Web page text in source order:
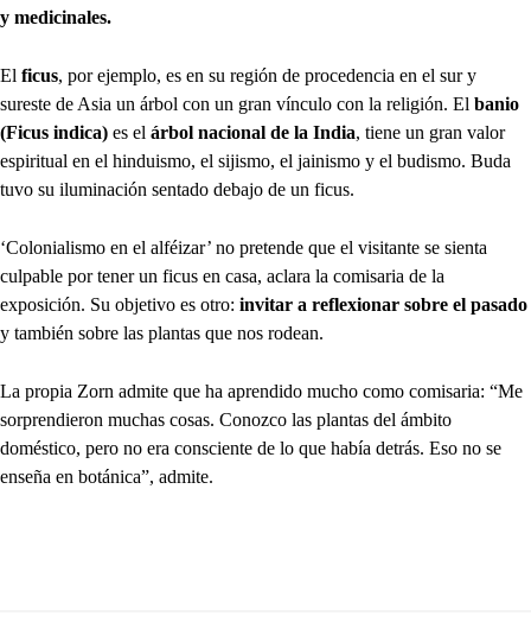
y medicinales.
El ficus, por ejemplo, es en su región de procedencia en el sur y
sureste de Asia un árbol con un gran vínculo con la religión. El banio
(Ficus indica) es el árbol nacional de la India, tiene un gran valor
espiritual en el hinduismo, el sijismo, el jainismo y el budismo. Buda
tuvo su iluminación sentado debajo de un ficus.
‘Colonialismo en el alféizar’ no pretende que el visitante se sienta
culpable por tener un ficus en casa, aclara la comisaria de la
exposición. Su objetivo es otro: invitar a reflexionar sobre el pasado
y también sobre las plantas que nos rodean.
La propia Zorn admite que ha aprendido mucho como comisaria: “Me
sorprendieron muchas cosas. Conozco las plantas del ámbito
doméstico, pero no era consciente de lo que había detrás. Eso no se
enseña en botánica”, admite.